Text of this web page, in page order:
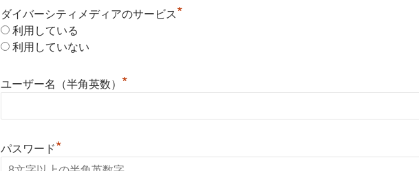
ダイバーシティメディアのサービス*
利用している
利用していない
ユーザー名（半角英数） *
パスワード*